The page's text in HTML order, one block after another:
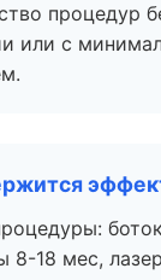
процедур
или с
8-18 мес,